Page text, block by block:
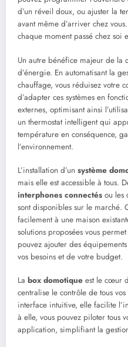
d’un réveil doux, ou ajuster la
avant même d’arriver chez
chaque moment passé chez soi
Un autre bénéfice majeur de la
d’énergie. En automatisant la
chauffage, vous réduisez votre
d’adapter ces systèmes en
externes, optimisant ainsi
un thermostat intelligent qui
température en conséquence,
l’environnement.
L’installation d’un système
mais elle est accessible à tous.
interphones connectés ou les
sont disponibles sur le marché.
facilement à une maison
solutions proposées vous
pouvez ajouter des
vos besoins et de votre budget.
La box domotique est le cœur
centralise le contrôle de tous
interface intuitive, elle facilite
à elle, vous pouvez piloter tous
application, simplifiant la